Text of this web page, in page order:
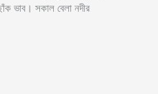
ভাব। সকাল বেলা নদীর